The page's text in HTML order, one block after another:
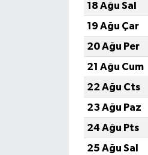
18 Ağu Sal
19 Ağu Çar
20 Ağu Per
21 Ağu Cum
22 Ağu Cts
23 Ağu Paz
24 Ağu Pts
25 Ağu Sal